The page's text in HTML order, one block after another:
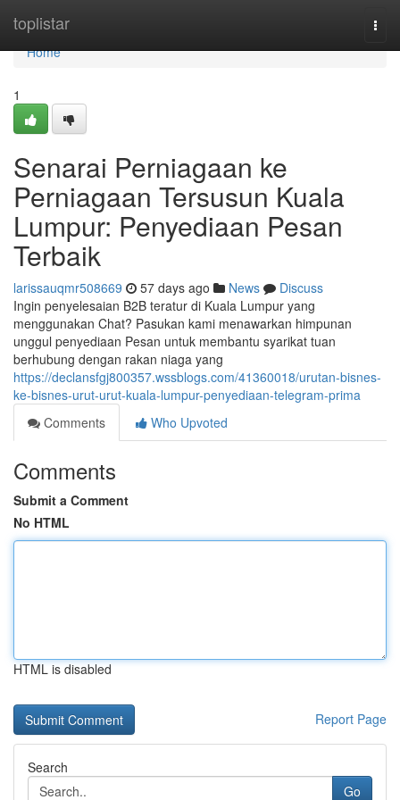
toplistar
Home
Home
1
Senarai Perniagaan ke
Perniagaan Tersusun Kuala
Lumpur: Penyediaan Pesan
Terbaik
larissauqmr508669 57 days ago News
Discuss
Ingin penyelesaian B2B teratur di Kuala Lumpur yang
menggunakan Chat? Pasukan kami menawarkan himpunan
unggul penyediaan Pesan untuk membantu syarikat tuan
berhubung dengan rakan niaga yang
https://declansfgj800357.wssblogs.com/41360018/urutan-bisnes-
ke-bisnes-urut-urut-kuala-lumpur-penyediaan-telegram-prima
Comments
Who Upvoted
Comments
Submit a Comment
No HTML
HTML is disabled
Report Page
Search
Go